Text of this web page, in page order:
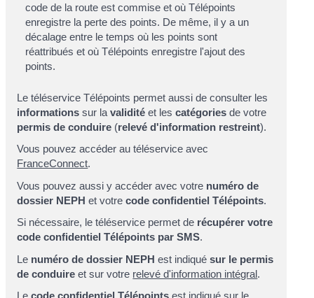
code de la route est commise et où Télépoints
enregistre la perte des points. De même, il y a un
décalage entre le temps où les points sont
réattribués et où Télépoints enregistre l'ajout des
points.
Le téléservice Télépoints permet aussi de consulter les
informations sur lavalidité et lescatégories de votre
permis de conduire (relevé d'information restreint).
Vous pouvez accéder au téléservice avec
FranceConnect.
Vous pouvez aussi y accéder avec votre numéro de
dossier NEPH et votrecode confidentiel Télépoints.
Si nécessaire, le téléservice permet de récupérer votre
code confidentiel Télépoints par SMS.
Le numéro de dossier NEPH est indiquésur le permis
de conduire et sur votre relevé d'information intégral.